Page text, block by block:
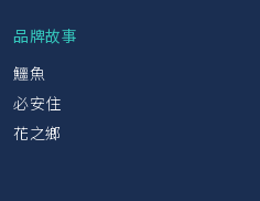
品牌故事
鱷魚
必安住
花之鄉